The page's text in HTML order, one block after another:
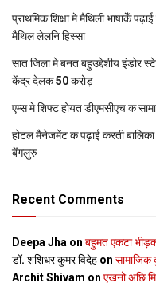
प्राथमिक शि‍क्षा मे मैथि‍ली भाषाकेँ
मैथिल लेलनि हिस्सा
सात जिला मे बनत बहुउद्देशीय इंडोर
केंद्र देलक 50 करोड़
एम्स मे शिफ्ट होयत डीएमसीएच क
होटल मैनेजमेंट क पढ़ाई करती
बेंगलुरु
Recent Comments
Deepa Jha on बहुमत एकटा
डॉ. शशिधर कुमर विदेह on सामाजिक
Archit Shivam on एखनो अछि